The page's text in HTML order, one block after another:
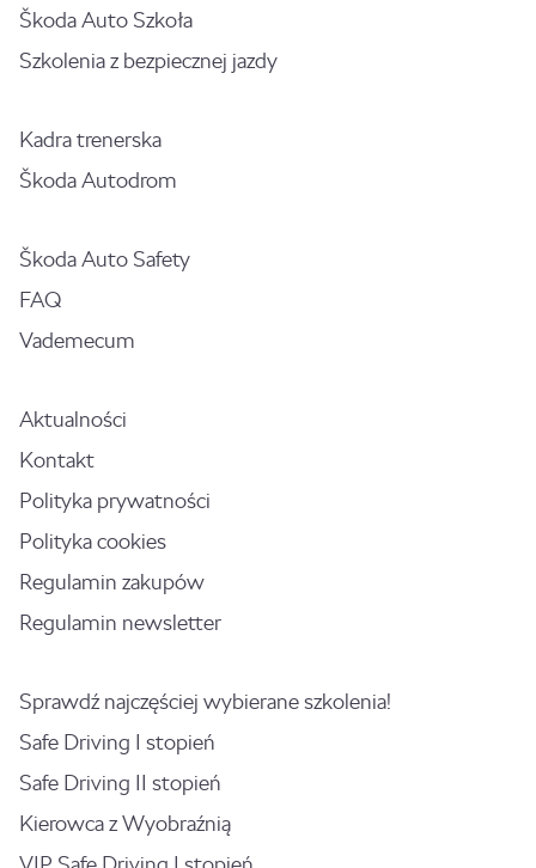
Škoda Auto Szkoła
Szkolenia z bezpiecznej jazdy
Kadra trenerska
Škoda Autodrom
Škoda Auto Safety
FAQ
Vademecum
Aktualności
Kontakt
Polityka prywatności
Polityka cookies
Regulamin zakupów
Regulamin newsletter
Sprawdź najczęściej wybierane szkolenia!
Safe Driving I stopień
Safe Driving II stopień
Kierowca z Wyobraźnią